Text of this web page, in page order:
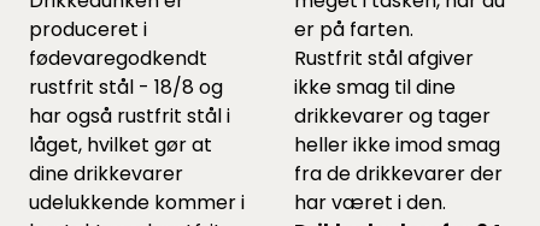
produceret i
fødevaregodkendt
rustfrit stål - 18/8 og
har også rustfrit stål i
låget, hvilket gør at
dine drikkevarer
udelukkende kommer i
er på farten.
Rustfrit stål afgiver
ikke smag til dine
drikkevarer og tager
heller ikke imod smag
fra de drikkevarer der
har været i den.